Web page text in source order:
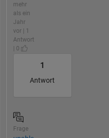
mehr
als ein
Jahr
vor | 1
Antwort
| 0
1
Antwort
Frage